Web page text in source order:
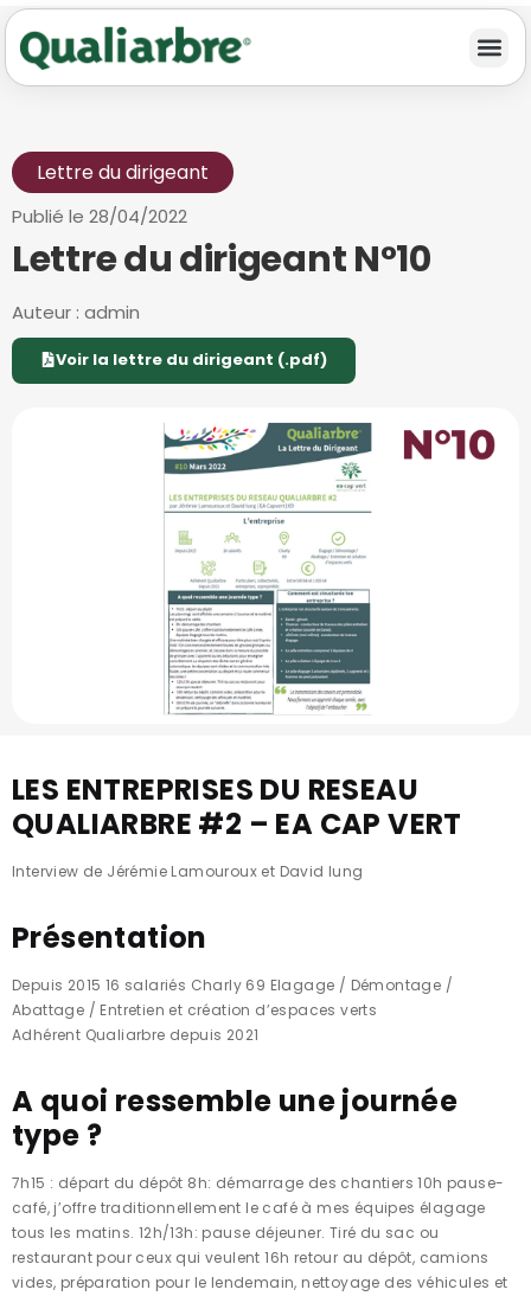
Lettre du dirigeant
Publié le 28/04/2022
Lettre du dirigeant N°10
Auteur : admin
Voir la lettre du dirigeant (.pdf)
LES ENTREPRISES DU RESEAU
QUALIARBRE #2 – EA CAP VERT
Interview de Jérémie Lamouroux et David Iung
Présentation
Depuis 2015 16 salariés Charly 69 Elagage / Démontage /
Abattage / Entretien et création d’espaces verts
Adhérent Qualiarbre depuis 2021
A quoi ressemble une journée
type ?
7h15 : départ du dépôt 8h: démarrage des chantiers 10h pause-
café, j’offre traditionnellement le café à mes équipes élagage
tous les matins. 12h/13h: pause déjeuner. Tiré du sac ou
restaurant pour ceux qui veulent 16h retour au dépôt, camions
vides, préparation pour le lendemain, nettoyage des véhicules et